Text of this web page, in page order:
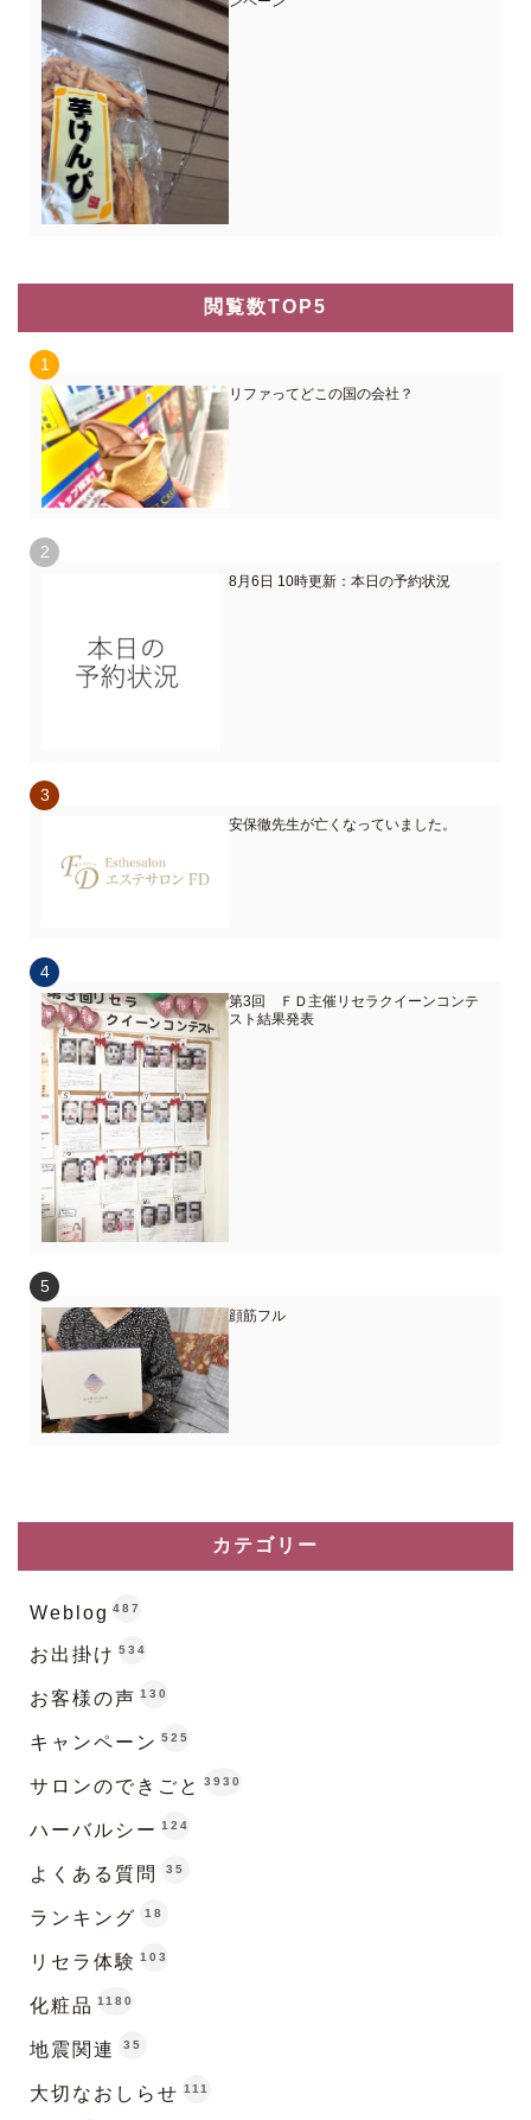
閲覧数TOP5
リファってどこの国の会社？
8月6日 10時更新：本日の予約状況
安保徹先生が亡くなっていました。
第3回 ＦＤ主催リセラクイーンコンテ
スト結果発表
顔筋フル
カテゴリー
Weblog 487
お出掛け 534
お客様の声 130
キャンペーン 525
サロンのできごと 3930
ハーバルシー 124
よくある質問 35
ランキング 18
リセラ体験 103
化粧品 1180
地震関連 35
大切なおしらせ 111